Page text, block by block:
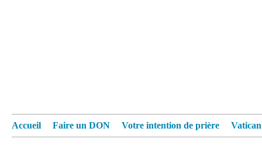
Accueil Faire un DON Votre intention de prière